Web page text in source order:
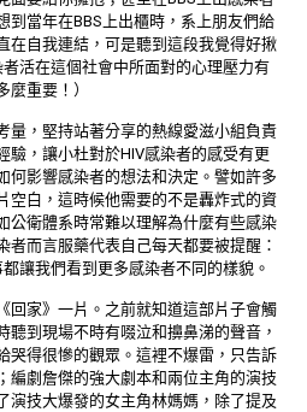
到當年在BBS上出櫃時，系上朋友們給
在自我連結，可是聽到這段我覺得好揪
活在這個社會中所面對的心理壓力有
麼重要！）
量，堅持站著分享的熱線愛滋小組負責
驗，讓小杜對於HIV感染者的感受有更
何影響感染者的想法和決定。譬如許多
空白，這時候他需要的不是轟炸式的資
公衛體系時常難以理解為什麼有些感染
者而言服藥代表自己每天都要被提醒：
讓我們看到更多感染者不同的樣貌。
回家》一片。之前就知道這部片子會觸
聽到現場不時有啜泣和擤鼻涕的聲音，
哭得很慘的觀眾。這裡不爆雷，只告訴
編劇詹傑的強大劇本和兩位主角的演技
演技大爆發的女主角林媽媽，除了提及